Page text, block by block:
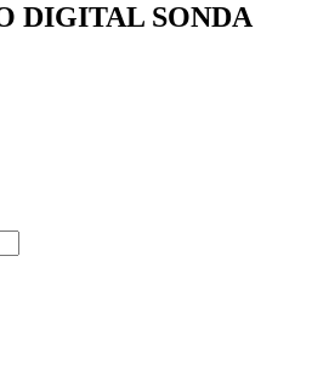
DIGITAL SONDA